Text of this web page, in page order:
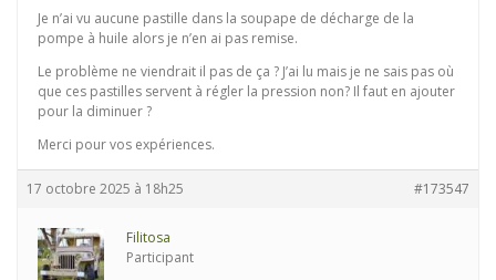
Je n’ai vu aucune pastille dans la soupape de décharge de la
pompe à huile alors je n’en ai pas remise.
Le problème ne viendrait il pas de ça ? J’ai lu mais je ne sais pas où
que ces pastilles servent à régler la pression non? Il faut en ajouter
pour la diminuer ?
Merci pour vos expériences.
17 octobre 2025 à 18h25 #173547
Filitosa
Participant